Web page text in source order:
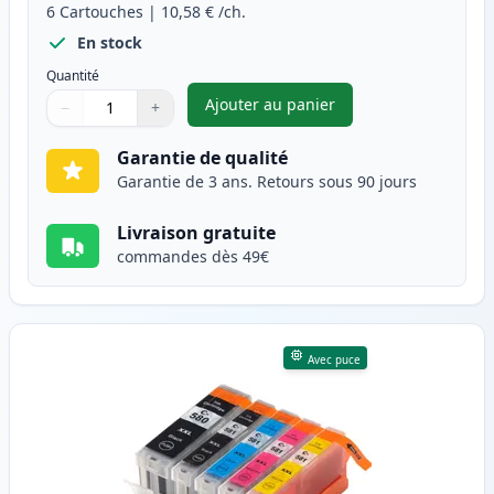
6 Cartouches | 10,58 € /ch.
En stock
Quantité
Quantité
Utilisez les boutons pour ajuster
− +
Quantité
Ajouter au panier
,Pack de 6 Canon PGI-
Garantie de qualité
Garantie de 3 ans. Retours sous 90 jours
Livraison gratuite
commandes dès 49€
Avec puce